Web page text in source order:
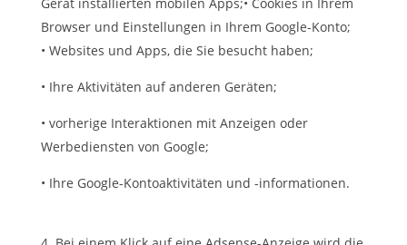
Browser und Einstellungen in Ihrem Google-Konto;
• Websites und Apps, die Sie besucht haben;
• Ihre Aktivitäten auf anderen Geräten;
• vorherige Interaktionen mit Anzeigen oder
Werbediensten von Google;
• Ihre Google-Kontoaktivitäten und -informationen.